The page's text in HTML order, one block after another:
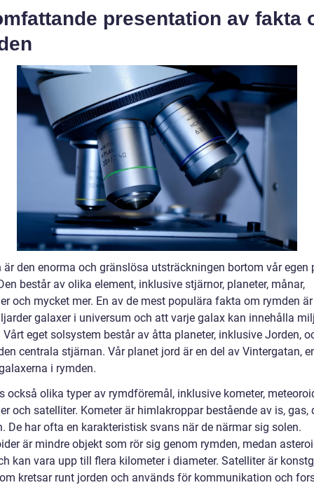
presentation av fakta
är den enorma och gränslösa utsträckningen bortom vår egen
består av olika element, inklusive stjärnor, planeter, månar,
och mycket mer. En av de mest populära fakta om rymden
galaxer i universum och att varje galax kan innehålla
Vårt eget solsystem består av åtta planeter, inklusive Jorden,
centrala stjärnan. Vår planet jord är en del av Vintergatan,
i rymden.
också olika typer av rymdföremål, inklusive kometer,
och satelliter. Kometer är himlakroppar bestående av is, gas,
De har ofta en karakteristisk svans när de närmar sig solen.
är mindre objekt som rör sig genom rymden, medan
kan vara upp till flera kilometer i diameter. Satelliter är
kretsar runt jorden och används för kommunikation och